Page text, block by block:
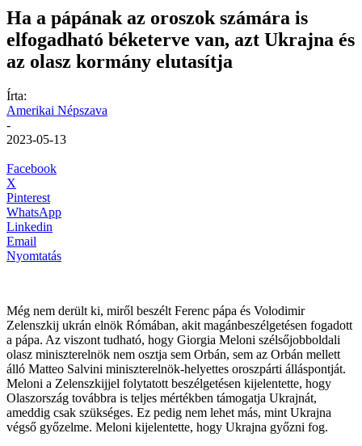
Ha a pápának az oroszok számára is
elfogadható béketerve van, azt Ukrajna és
az olasz kormány elutasítja
Írta:
Amerikai Népszava
-
2023-05-13
Facebook
X
Pinterest
WhatsApp
Linkedin
Email
Nyomtatás
Még nem derült ki, miről beszélt Ferenc pápa és Volodimir
Zelenszkij ukrán elnök Rómában, akit magánbeszélgetésen fogadott
a pápa. Az viszont tudható, hogy Giorgia Meloni szélsőjobboldali
olasz miniszterelnök nem osztja sem Orbán, sem az Orbán mellett
álló Matteo Salvini miniszterelnök-helyettes oroszpárti álláspontját.
Meloni a Zelenszkijjel folytatott beszélgetésen kijelentette, hogy
Olaszország továbbra is teljes mértékben támogatja Ukrajnát,
ameddig csak szükséges. Ez pedig nem lehet más, mint Ukrajna
végső győzelme. Meloni kijelentette, hogy Ukrajna győzni fog.